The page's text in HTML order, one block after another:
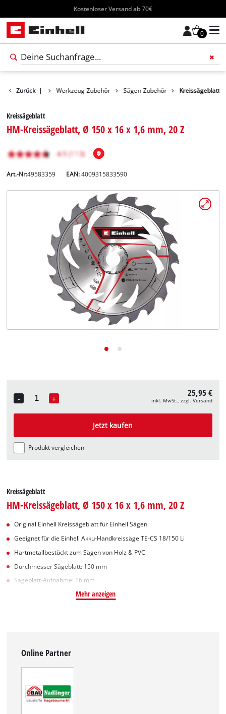
Kostenloser Versand ab 70€
0
Deutsch
Zurück |
Zubehör Werkzeug-Zubehör Sägen-Zubehör Kreissägeblatt
Kreissägeblatt
HM-Kreissägeblatt, Ø 150 x 16 x 1,6 mm, 20 Z
Art.-Nr:49583359 EAN:4009315833590
-
Quantity
+ 25,95 €
inkl. MwSt., zzgl. Versand
Jetzt kaufen
Produkt vergleichen
Kreissägeblatt
HM-Kreissägeblatt, Ø 150 x 16 x 1,6 mm, 20 Z
Original Einhell Kreissägeblatt für Einhell Sägen
Geeignet für die Einhell Akku-Handkreissäge TE-CS 18/150 Li
Hartmetallbestückt zum Sägen von Holz & PVC
Durchmesser Sägeblatt: 150 mm
Sägeblatt-Aufnahme: 16 mm
Mehr anzeigen
Online Partner